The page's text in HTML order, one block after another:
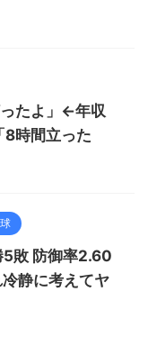
たよ」←年収
時間立った
5敗 防御率2.60
静に考えてヤ